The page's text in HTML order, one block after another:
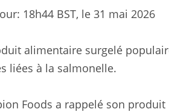
18h44 BST, le 31 mai 2026
alimentaire surgelé
liées à la salmonelle.
Foods a rappelé son produit